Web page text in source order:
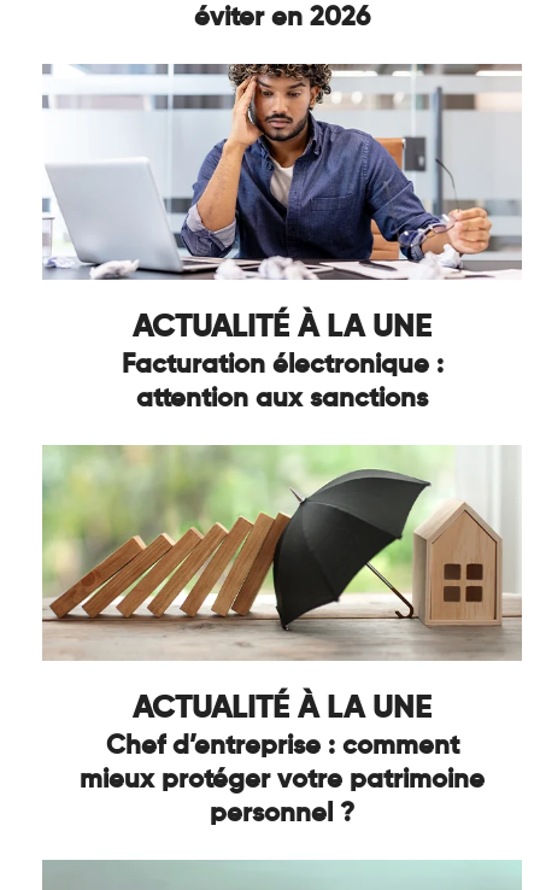
éviter en 2026
ACTUALITÉ À LA UNE
Facturation électronique :
attention aux sanctions
ACTUALITÉ À LA UNE
Chef d’entreprise : comment
mieux protéger votre patrimoine
personnel ?